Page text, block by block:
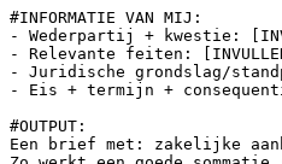
#INFORMATIE VAN MIJ:
- Wederpartij + kwestie:
- Relevante feiten:
- Juridische grondslag/
- Eis + termijn +
#OUTPUT:
Een brief met: zakelijke